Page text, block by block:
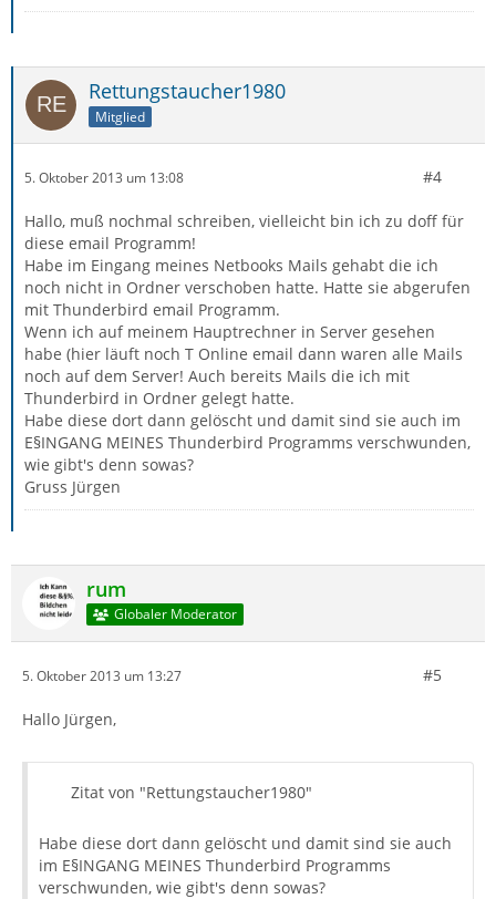
Rettungstaucher1980
Mitglied
5. Oktober 2013 um 13:08 #4
Hallo, muß nochmal schreiben, vielleicht bin ich zu doff für
diese email Programm!
Habe im Eingang meines Netbooks Mails gehabt die ich
noch nicht in Ordner verschoben hatte. Hatte sie abgerufen
mit Thunderbird email Programm.
Wenn ich auf meinem Hauptrechner in Server gesehen
habe (hier läuft noch T Online email dann waren alle Mails
noch auf dem Server! Auch bereits Mails die ich mit
Thunderbird in Ordner gelegt hatte.
Habe diese dort dann gelöscht und damit sind sie auch im
E§INGANG MEINES Thunderbird Programms verschwunden,
wie gibt's denn sowas?
Gruss Jürgen
rum
Globaler Moderator
5. Oktober 2013 um 13:27 #5
Hallo Jürgen,
Zitat von "Rettungstaucher1980"
Habe diese dort dann gelöscht und damit sind sie auch
im E§INGANG MEINES Thunderbird Programms
verschwunden, wie gibt's denn sowas?